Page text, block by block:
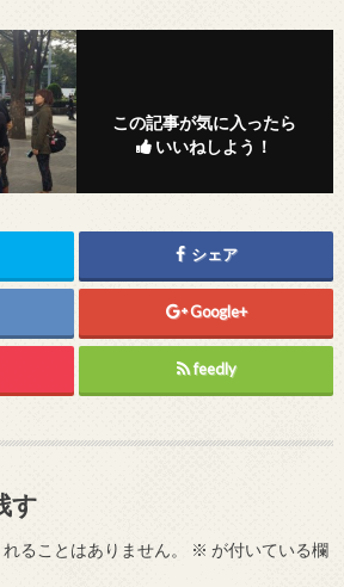
この記事が気に入ったら
いいねしよう！
シェア
Google+
feedly
す
ることはありません。 ※ が付いている欄